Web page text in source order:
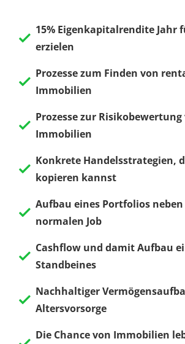
15% Eigenkapitalrendite Jahr
erzielen
Prozesse zum Finden von
Immobilien
Prozesse zur Risikobewertung
Immobilien
Konkrete Handelsstrategien,
kopieren kannst
Aufbau eines Portfolios neben
normalen Job
Cashflow und damit Aufbau
Standbeines
Nachhaltiger
Altersvorsorge
Die Chance von Immobilien